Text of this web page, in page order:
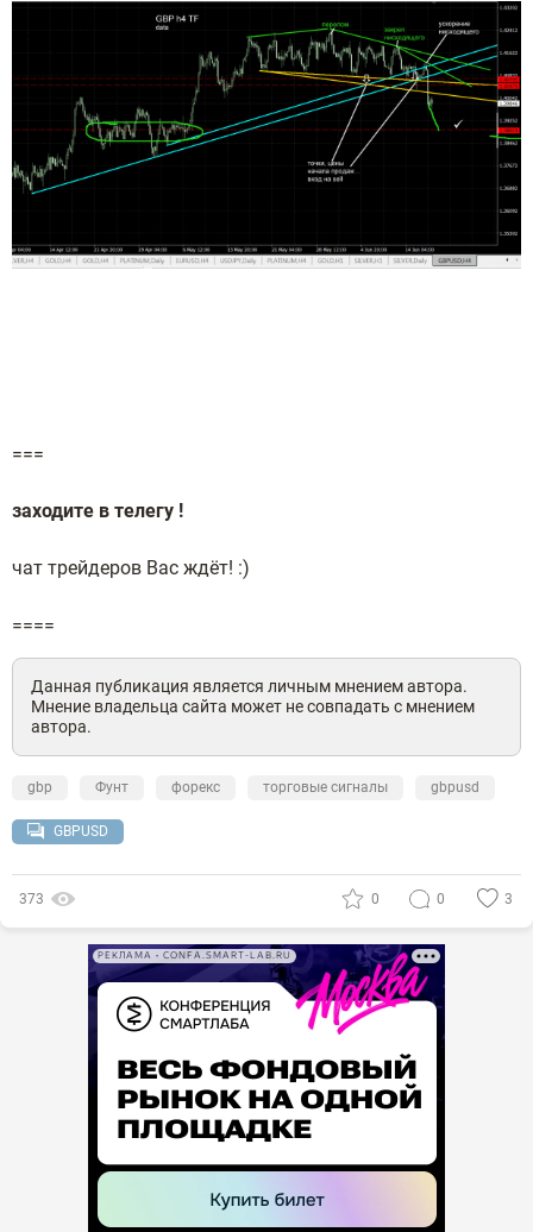
===
заходите в телегу !
чат трейдеров Вас ждёт! :)
====
Данная публикация является личным мнением автора.
Мнение владельца сайта может не совпадать с мнением
автора.
gbp Фунт форекс торговые сигналы gbpusd
GBPUSD
373 0 0 3
РЕКЛАМА • CONFA.SMART-LAB.RU